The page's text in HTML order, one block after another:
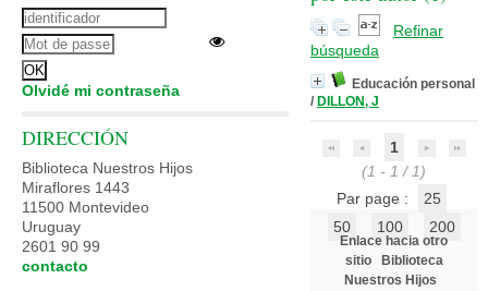
Refinar
búsqueda
Educación personal
/ DILLON, J
1
(1 - 1 / 1)
Par page :
25
50
100 200
Enlace hacia otro
sitio
Biblioteca
Nuestros Hijos
Olvidé mi contraseña
DIRECCIÓN
Biblioteca Nuestros Hijos
Miraflores 1443
11500 Montevideo
Uruguay
2601 90 99
contacto